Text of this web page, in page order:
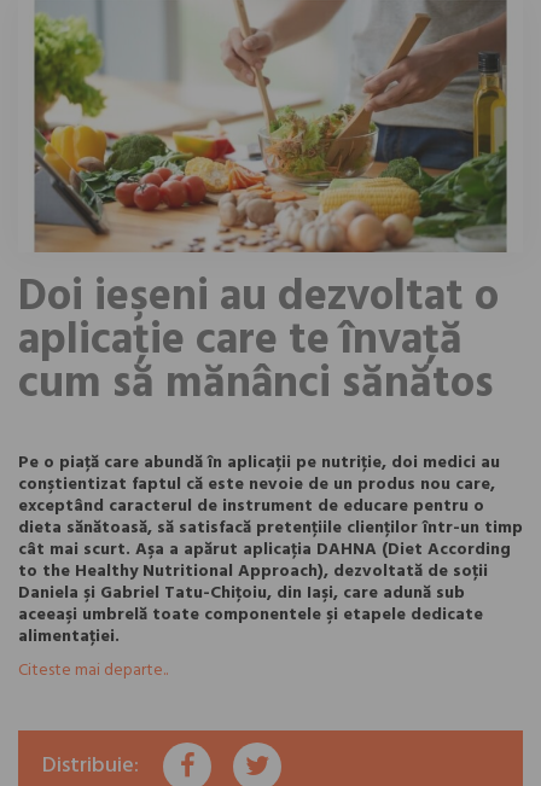
Doi ieşeni au dezvoltat o
aplicaţie care te învaţă
cum să mănânci sănătos
Pe o piaţă care abundă în aplicaţii pe nutriţie, doi medici au
conştientizat faptul că este nevoie de un produs nou care,
exceptând caracterul de instrument de educare pentru o
dieta sănătoasă, să satisfacă pretenţiile clienţilor într-un timp
cât mai scurt. Aşa a apărut aplicaţia DAHNA (Diet According
to the Healthy Nutritional Approach), dezvoltată de soţii
Daniela şi Gabriel Tatu-Chiţoiu, din Iaşi, care adună sub
aceeaşi umbrelă toate componentele şi etapele dedicate
alimentaţiei.
Citeste mai departe..
Distribuie: